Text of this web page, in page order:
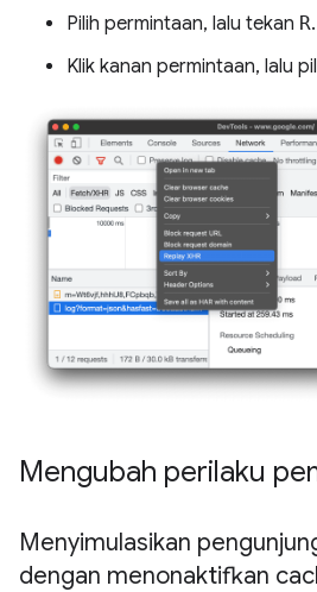
Pilih permintaan, lalu tekan R.
Klik kanan permintaan, lalu
Mengubah perilaku
Menyimulasikan
dengan menonaktifkan